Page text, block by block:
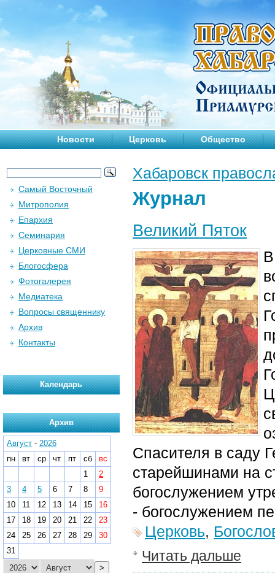
Новости Церковь Общество
Хабаровск
Журнал
Великий Пяток
Спасителя в саду
старейшинами на
богослужением
- богослужением
Церковь,
Читать дальше
Самый Восточный
Митрополия
Епархия
Семинария
Церковные СМИ
Блогосфера
Фотогалерея
Медиатека
Вопросы священнику
Архив
Контакты
Календарь
Архив
Август - 2026
пн
вт ср чт пт сб
вс
1
2
3
4 5 6 7 8
9
10
11 12 13 14 15
16
17
18 19 20 21 22
23
24
25 26 27 28 29
30
31
>